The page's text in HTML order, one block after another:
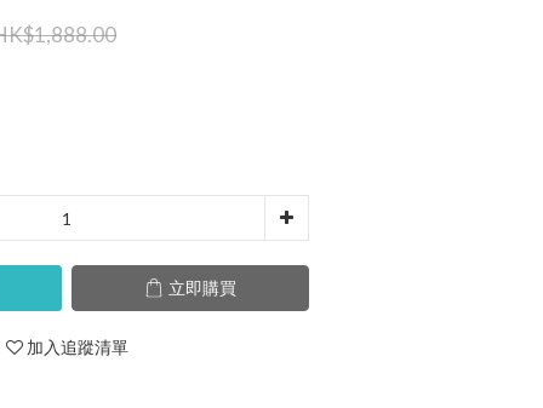
立即購買
加入追蹤清單